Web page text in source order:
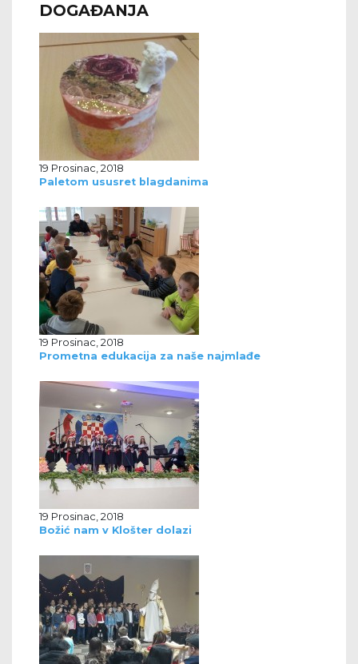
DOGAĐANJA
19 Prosinac, 2018
Paletom ususret blagdanima
19 Prosinac, 2018
Prometna edukacija za naše najmlađe
19 Prosinac, 2018
Božić nam v Klošter dolazi